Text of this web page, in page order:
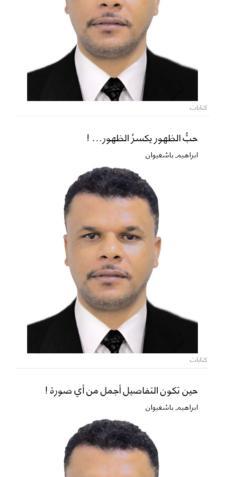
كتابات
حبُّ الظهور يكسرُ الظهور... !
ابراهيم باشغيوان
كتابات
حين تكون التفاصيل أجمل من أي صورة !
ابراهيم باشغيوان